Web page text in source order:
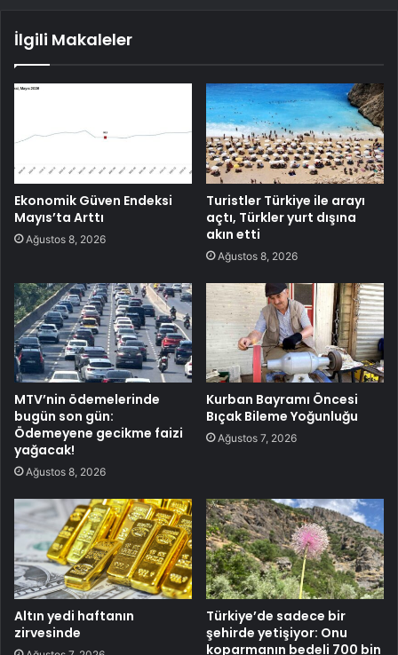
İlgili Makaleler
Ekonomik Güven Endeksi
Mayıs’ta Arttı
Ağustos 8, 2026
Turistler Türkiye ile arayı
açtı, Türkler yurt dışına
akın etti
Ağustos 8, 2026
MTV’nin ödemelerinde
bugün son gün:
Ödemeyene gecikme faizi
yağacak!
Ağustos 8, 2026
Kurban Bayramı Öncesi
Bıçak Bileme Yoğunluğu
Ağustos 7, 2026
Altın yedi haftanın
zirvesinde
Türkiye’de sadece bir
şehirde yetişiyor: Onu
koparmanın bedeli 700 bin